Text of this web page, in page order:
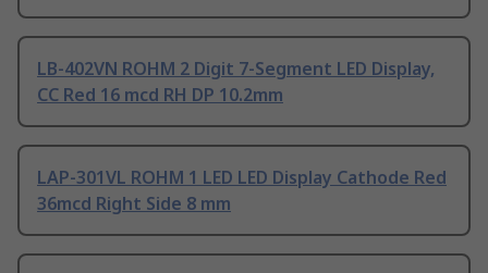
LB-402VN ROHM 2 Digit 7-Segment LED Display,
CC Red 16 mcd RH DP 10.2mm
LAP-301VL ROHM 1 LED LED Display Cathode Red
36mcd Right Side 8 mm